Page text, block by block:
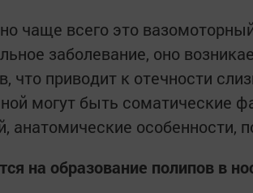
чаще всего это
заболевание, оно
что приводит к отечности
могут быть соматические
анатомические особенности,
на образование полипов в